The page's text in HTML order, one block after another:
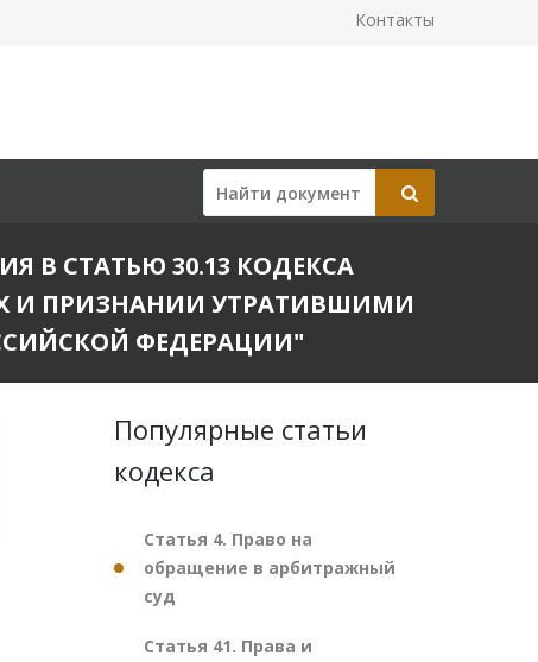
Контакты
В СТАТЬЮ 30.13 КОДЕКСА
И ПРИЗНАНИИ УТРАТИВШИМИ
ФЕДЕРАЦИИ"
Популярные статьи
кодекса
Статья 4. Право на
обращение в арбитражный
суд
Статья 41. Права и